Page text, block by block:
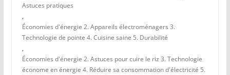
Astuces pratiques
,
Économies d'énergie 2. Appareils électroménagers 3.
Technologie de pointe 4. Cuisine saine 5. Durabilité
,
Économies d'énergie 2. Astuces pour cuire le riz 3. Technologie
économe en énergie 4. Réduire sa consommation d'électricité 5.